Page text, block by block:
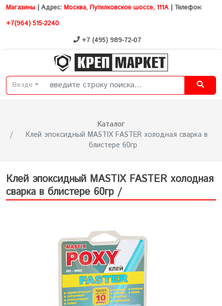
Магазины | Адрес: Москва, Путилковское шоссе, 111А | Телефон:
+7(964) 515-2240
+7 (495) 989-72-07
Везде
Каталог
Клей эпоксидный MASTIX FASTER холодная сварка в
блистере 60гр
Клей эпоксидный MASTIX FASTER холодная
сварка в блистере 60гр /